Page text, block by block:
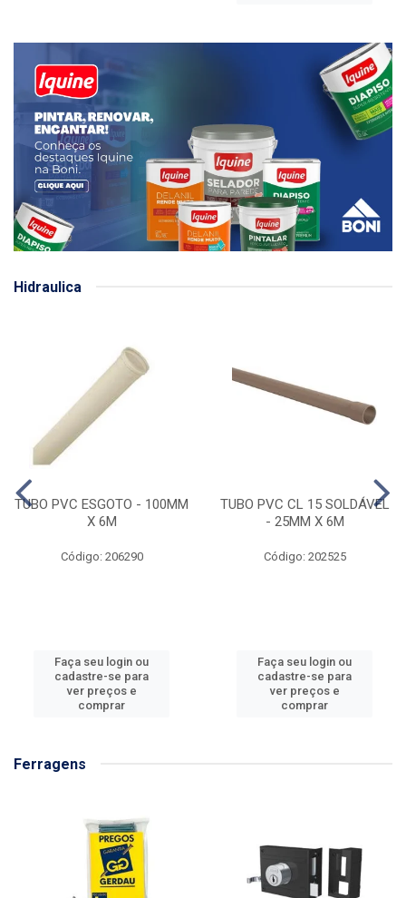
Hidraulica
TUBO PVC ESGOTO - 100MM
X 6M
Código: 206290
Faça seu login ou
cadastre-se para
ver preços e
comprar
TUBO PVC CL 15 SOLDÁVEL
- 25MM X 6M
Código: 202525
Faça seu login ou
cadastre-se para
ver preços e
comprar
Ferragens